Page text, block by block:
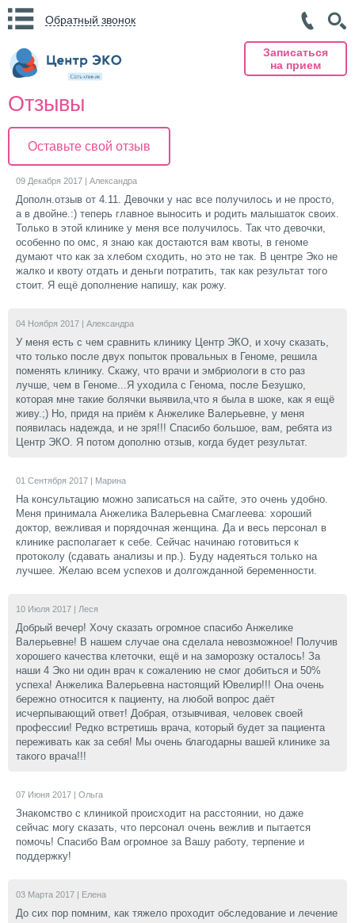
Обратный звонок
Записаться
на прием
Отзывы
Оставьте свой отзыв
09 Декабря 2017 | Александра
Дополн.отзыв от 4.11. Девочки у нас все получилось и не просто,
а в двойне.:) теперь главное выносить и родить малышаток своих.
Только в этой клинике у меня все получилось. Так что девочки,
особенно по омс, я знаю как достаются вам квоты, в геноме
думают что как за хлебом сходить, но это не так. В центре Эко не
жалко и квоту отдать и деньги потратить, так как результат того
стоит. Я ещё дополнение напишу, как рожу.
04 Ноября 2017 | Александра
У меня есть с чем сравнить клинику Центр ЭКО, и хочу сказать,
что только после двух попыток провальных в Геноме, решила
поменять клинику. Скажу, что врачи и эмбриологи в сто раз
лучше, чем в Геноме...Я уходила с Генома, после Безушко,
которая мне такие болячки выявила,что я была в шоке, как я ещё
живу.;) Но, придя на приём к Анжелике Валерьевне, у меня
появилась надежда, и не зря!!! Спасибо большое, вам, ребята из
Центр ЭКО. Я потом дополню отзыв, когда будет результат.
01 Сентября 2017 | Марина
На консультацию можно записаться на сайте, это очень удобно.
Меня принимала Анжелика Валерьевна Смаглеева: хороший
доктор, вежливая и порядочная женщина. Да и весь персонал в
клинике располагает к себе. Сейчас начинаю готовиться к
протоколу (сдавать анализы и пр.). Буду надеяться только на
лучшее. Желаю всем успехов и долгожданной беременности.
10 Июля 2017 | Леся
Добрый вечер! Хочу сказать огромное спасибо Анжелике
Валерьевне! В нашем случае она сделала невозможное! Получив
хорошего качества клеточки, ещё и на заморозку осталось! За
наши 4 Эко ни один врач к сожалению не смог добиться и 50%
успеха! Анжелика Валерьевна настоящий Ювелир!!! Она очень
бережно относится к пациенту, на любой вопрос даёт
исчерпывающий ответ! Добрая, отзывчивая, человек своей
профессии! Редко встретишь врача, который будет за пациента
переживать как за себя! Мы очень благодарны вашей клинике за
такого врача!!!
07 Июня 2017 | Ольга
Знакомство с клиникой происходит на расстоянии, но даже
сейчас могу сказать, что персонал очень вежлив и пытается
помочь! Спасибо Вам огромное за Вашу работу, терпение и
поддержку!
03 Марта 2017 | Елена
До сих пор помним, как тяжело проходит обследование и лечение